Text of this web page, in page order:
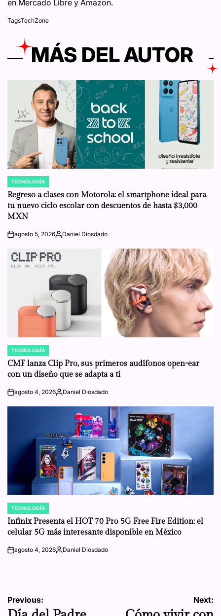
en Mercado Libre y Amazon.
TagsTechZone
MÁS DEL AUTOR
POSTED
IN
TECNOLOGÍA
Regreso a clases con Motorola: el smartphone ideal para
tu nuevo ciclo escolar con descuentos de hasta $3,000
MXN
onagosto 5, 2026Posted
Daniel Diosdado
POSTED
IN
TECNOLOGÍA
CMF lanza Clip Pro, sus primeros audífonos open-ear
con un diseño que se adapta a ti
onagosto 4, 2026Posted
Daniel Diosdado
POSTED
IN
TECNOLOGÍA
Infinix Presenta el HOT 70 Pro 5G Free Fire Edition: el
celular 5G más interesante disponible en México
onagosto 4, 2026Posted
Daniel Diosdado
Navegación
Previous: Next: